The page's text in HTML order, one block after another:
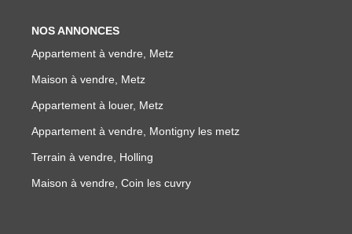
NOS ANNONCES
Appartement à vendre, Metz
Maison à vendre, Metz
Appartement à louer, Metz
Appartement à vendre, Montigny les metz
Terrain à vendre, Holling
Maison à vendre, Coin les cuvry